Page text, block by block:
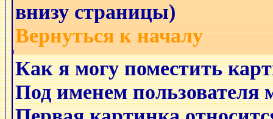
внизу страницы)
Вернуться к началу
Как я могу поместить
Под именем пользователя